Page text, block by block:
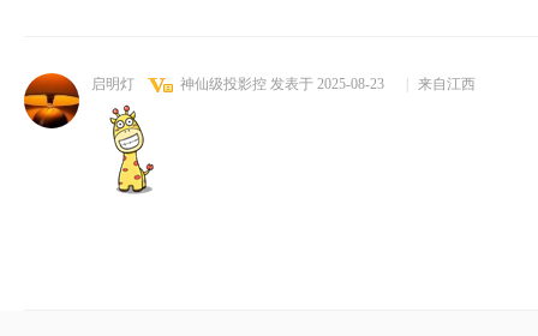
启明灯 神仙级投影控 发表于 2025-08-23 来自江西